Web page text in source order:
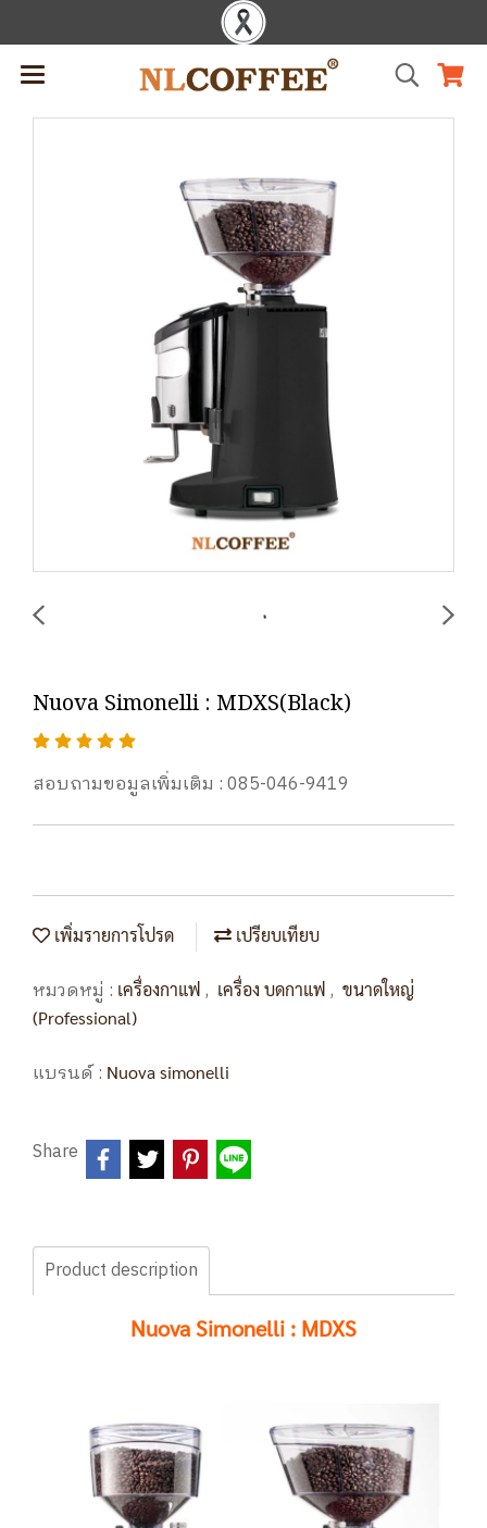
Nuova Simonelli : MDXS(Black)
สอบถามขอมูลเพิ่มเติม : 085-046-9419
เพิ่มรายการโปรด เปรียบเทียบ
หมวดหมู่ : เครื่องกาแฟ , เครื่อง บดกาแฟ , ขนาดใหญ่
(Professional)
แบรนด์ : Nuova simonelli
Share
Product description
Nuova Simonelli : MDXS